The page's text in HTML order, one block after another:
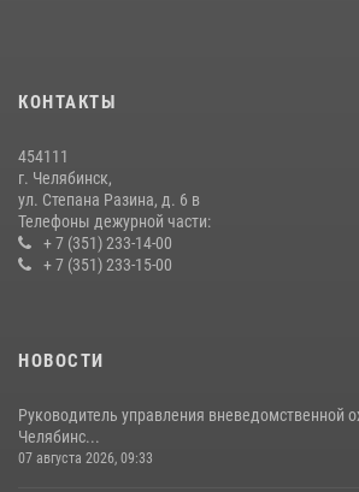
14 июля 2026, 05:15
КОНТАКТЫ
454111
г. Челябинск,
ул. Степана Разина, д. 6 в
Телефоны дежурной части:
+ 7 (351) 233-14-00
+ 7 (351) 233-15-00
НОВОСТИ
Руководитель управления вневедомственной
Челябинс...
07 августа 2026, 09:33